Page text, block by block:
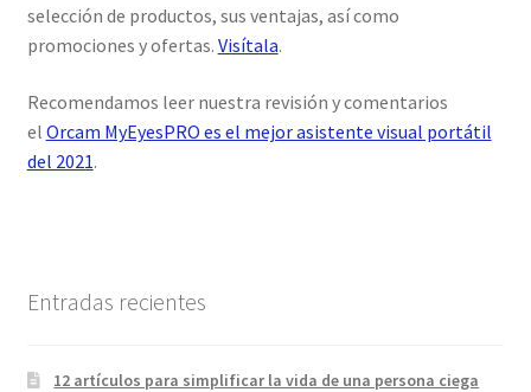
selección de productos, sus ventajas, así como
promociones y ofertas. Visítala.
Recomendamos leer nuestra revisión y comentarios
el Orcam MyEyesPRO es el mejor asistente visual portátil
del 2021.
Entradas recientes
12 artículos para simplificar la vida de una persona ciega